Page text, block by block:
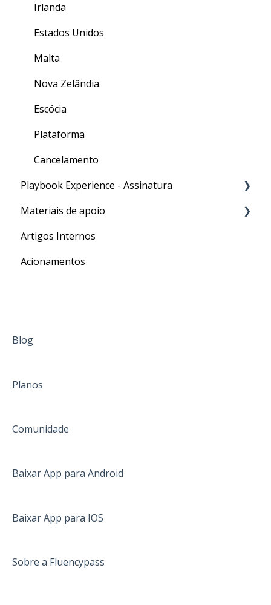
Irlanda
Estados Unidos
Malta
Nova Zelândia
Escócia
Plataforma
Cancelamento
Playbook Experience - Assinatura
Processos
Materiais de apoio
Para o seu Intercâmbio
Artigos Internos
Acionamentos
Blog
Planos
Comunidade
Baixar App para Android
Baixar App para IOS
Sobre a Fluencypass